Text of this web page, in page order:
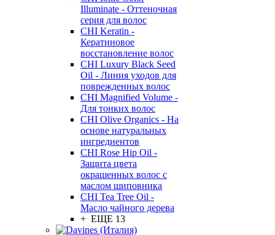
Illuminate - Оттеночная
серия для волос
CHI Keratin -
Кератиновое
восстановление волос
CHI Luxury Black Seed
Oil - Линия уходов для
поврежденных волос
CHI Magnified Volume -
Для тонких волос
CHI Olive Organics - На
основе натуральных
ингредиентов
CHI Rose Hip Oil -
Защита цвета
окрашенных волос с
маслом шиповника
CHI Tea Tree Oil -
Масло чайного дерева
+ ЕЩЕ 13